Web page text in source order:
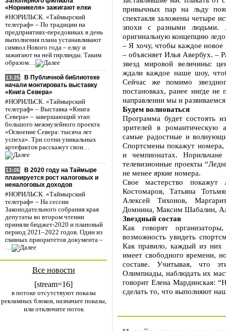
«Норникеля» зажигают елки
#НОРИЛЬСК. «Таймырский
телеграф» – По традиции на
предприятиях-передовиках в день
выполнения плана устанавливают
символ Нового года – елку и
зажигают на ней гирлянды. Таким
образом…
13:25
В Публичной библиотеке
начали монтировать выставку
«Книга Севера»
#НОРИЛЬСК. «Таймырский
телеграф» – Выставка «Книга
Севера» – завершающий этап
большого межмузейного проекта
«Освоение Севера: тысяча лет
успеха». Три сотни уникальных
артефактов расскажут свои…
13:05
В 2020 году на Таймыре
планируется рост налоговых и
неналоговых доходов
#НОРИЛЬСК. «Таймырский
телеграф» – На сессии
Законодательного собрания края
депутаты во втором чтении
приняли бюджет-2020 и плановый
период 2021–2022 годов. Один из
главных приоритетов документа –
…
Все новости
[stream=16]
в потоке отсутствуют показы
рекламных блоков, назначьте показы,
или отключите поток
привычных пар на льду
спектакля заложены четыре
эпохи с разными людьми.
оригинальную концепцию
– Я хочу, чтобы каждое
– объясняет Илья Авербух. –
звезд мировой величины:
ждали каждое наше шоу,
Сейчас же помимо
постановках, ранее нигде
направлении мы и
Будем волноваться
Программа будет состоять
зрителей в романтическую
самые радостные и
Спортсмены покажут
и чемпионатах.
телевизионные проекты
не менее яркие номера.
Свое мастерство покажут
Костомаров, Татьяна
Алексей Тихонов,
Домнина, Максим Шабалин,
Звездный состав
Как говорят
возможность увидеть
Как правило, каждый из них
имеет свободного времени,
составе. Учитывая, что
Олимпиады, наблюдать их
говорит Елена Мардинская:
сделать то, что выполняют